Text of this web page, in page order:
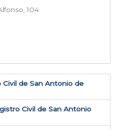
104
de San Antonio de
Civil de San Antonio